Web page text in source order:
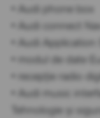
• Audi phone box
• Audi connect
• Audi
• modul de date
• recepție radio
• Audi music
Tehnologie și